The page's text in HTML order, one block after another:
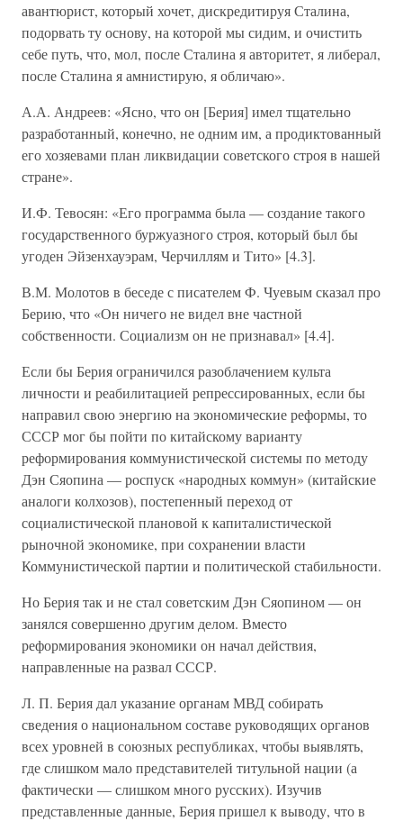
авантюрист, который хочет, дискредитируя Сталина,
подорвать ту основу, на которой мы сидим, и очистить
себе путь, что, мол, после Сталина я авторитет, я либерал,
после Сталина я амнистирую, я обличаю».
А.А. Андреев: «Ясно, что он [Берия] имел тщательно
разработанный, конечно, не одним им, а продиктованный
его хозяевами план ликвидации советского строя в нашей
стране».
И.Ф. Тевосян: «Его программа была — создание такого
государственного буржуазного строя, который был бы
угоден Эйзенхауэрам, Черчиллям и Тито» [4.3].
В.М. Молотов в беседе с писателем Ф. Чуевым сказал про
Берию, что «Он ничего не видел вне частной
собственности. Социализм он не признавал» [4.4].
Если бы Берия ограничился разоблачением культа
личности и реабилитацией репрессированных, если бы
направил свою энергию на экономические реформы, то
СССР мог бы пойти по китайскому варианту
реформирования коммунистической системы по методу
Дэн Сяопина — роспуск «народных коммун» (китайские
аналоги колхозов), постепенный переход от
социалистической плановой к капиталистической
рыночной экономике, при сохранении власти
Коммунистической партии и политической стабильности.
Но Берия так и не стал советским Дэн Сяопином — он
занялся совершенно другим делом. Вместо
реформирования экономики он начал действия,
направленные на развал СССР.
Л. П. Берия дал указание органам МВД собирать
сведения о национальном составе руководящих органов
всех уровней в союзных республиках, чтобы выявлять,
где слишком мало представителей титульной нации (а
фактически — слишком много русских). Изучив
представленные данные, Берия пришел к выводу, что в